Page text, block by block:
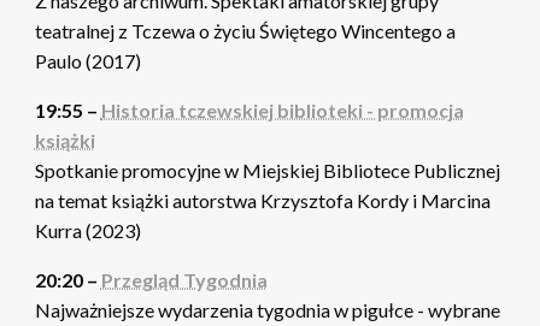
teatralnej z Tczewa o życiu Świętego Wincentego a
Paulo (2017)
19:55 – Historia tczewskiej biblioteki - promocja
książki
Spotkanie promocyjne w Miejskiej Bibliotece Publicznej
na temat książki autorstwa Krzysztofa Kordy i Marcina
Kurra (2023)
20:20 – Przegląd Tygodnia
Najważniejsze wydarzenia tygodnia w pigułce - wybrane